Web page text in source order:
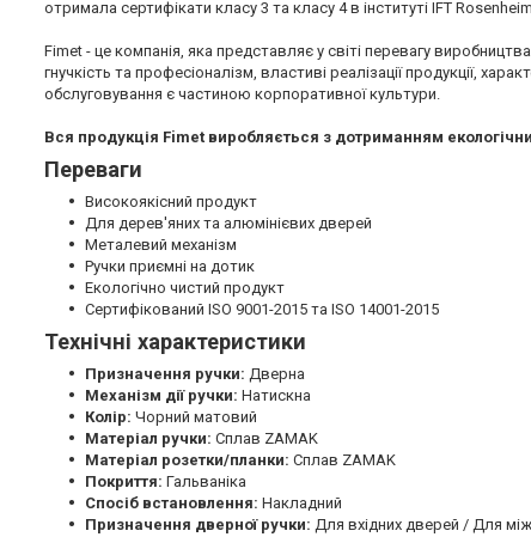
отримала сертифікати класу 3 та класу 4 в інституті IFT
Fimet - це компанія, яка представляє у світі перевагу
гнучкість та професіоналізм, властиві реалізації продукції,
обслуговування є частиною корпоративної культури.
Вся продукція Fimet виробляється з дотриманням
Переваги
Високоякісний продукт
Для дерев'яних та алюмінієвих дверей
Металевий механізм
Ручки приємні на дотик
Екологічно чистий продукт
Сертифікований ISO 9001-2015 та ISO 14001-2015
Технічні характеристики
Призначення ручки: Дверна
Механізм дії ручки: Натискна
Колір: Чорний матовий
Матеріал ручки: Сплав ZAMAK
Матеріал розетки/планки: Сплав ZAMAK
Покриття: Гальваніка
Спосіб встановлення: Накладний
Призначення дверної ручки: Для вхідних дверей / Для